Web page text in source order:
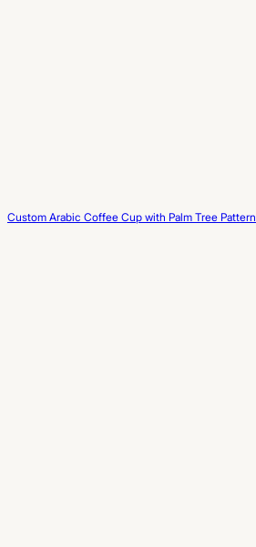
Custom Arabic Coffee Cup with Palm Tree Pattern